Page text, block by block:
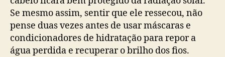
Se mesmo assim, sentir que ele ressecou, não
pense duas vezes antes de usar máscaras e
condicionadores de hidratação para repor a
água perdida e recuperar o brilho dos fios.